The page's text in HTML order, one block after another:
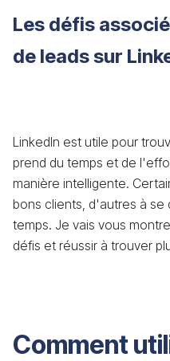
Les défis
de leads sur
LinkedIn est utile pour
prend du temps et de
manière intelligente.
bons clients, d'autres à se
temps. Je vais vous
défis et réussir à trouver
Comment